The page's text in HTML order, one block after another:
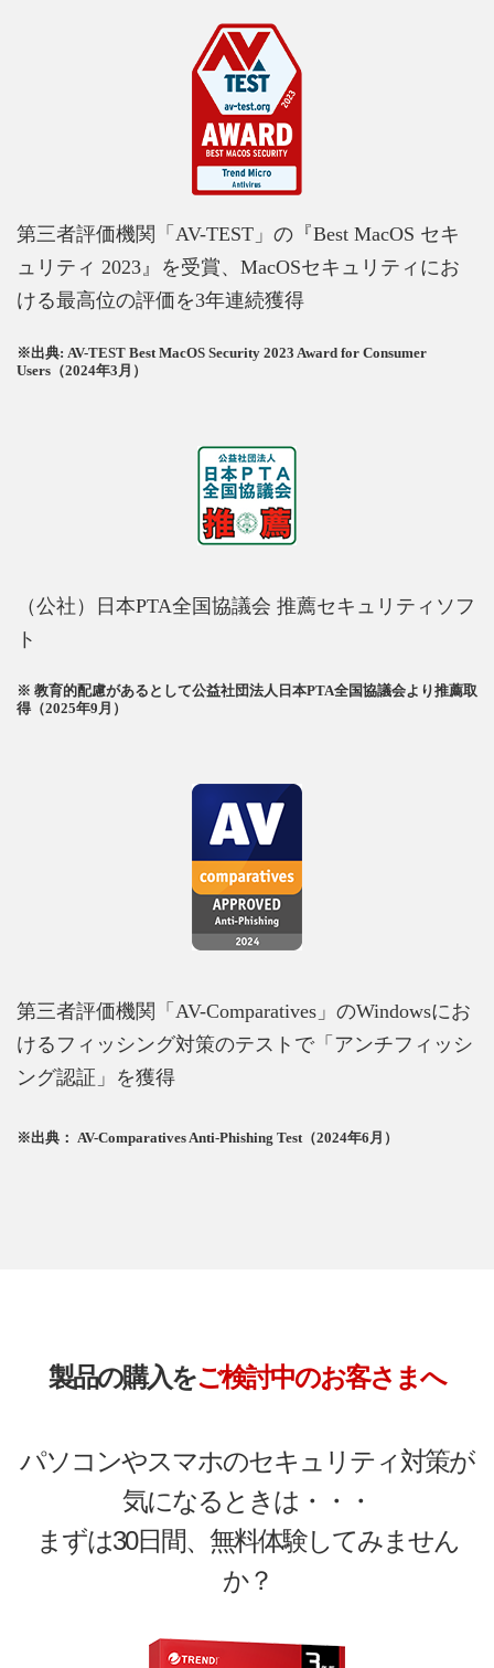
第三者評価機関「AV-TEST」の『Best MacOS セキ
ュリティ 2023』を受賞、MacOSセキュリティにお
ける最高位の評価を3年連続獲得
※出典: AV-TEST Best MacOS Security 2023 Award for Consumer
Users（2024年3月）
（公社）日本PTA全国協議会 推薦セキュリティソフ
ト
※ 教育的配慮があるとして公益社団法人日本PTA全国協議会より推薦取
得（2025年9月）
第三者評価機関「AV-Comparatives」のWindowsにお
けるフィッシング対策のテストで「アンチフィッシ
ング認証」を獲得
※出典： AV-Comparatives Anti-Phishing Test（2024年6月）
製品の購入をご検討中のお客さまへ
パソコンやスマホのセキュリティ対策が
気になるときは・・・
まずは30日間、無料体験してみません
か？